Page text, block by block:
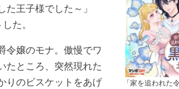
「家を追われた
王子様でした～」
た。
令嬢のモナ。傲慢でワ
たところ、突然現れた
りのビスケットをあげ